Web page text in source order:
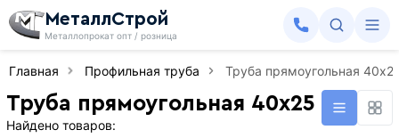
МеталлСтрой
Металлопрокат опт / розница
Главная Профильная труба Труба прямоугольная
Труба прямоугольная 40х25 мм
Найдено товаров: